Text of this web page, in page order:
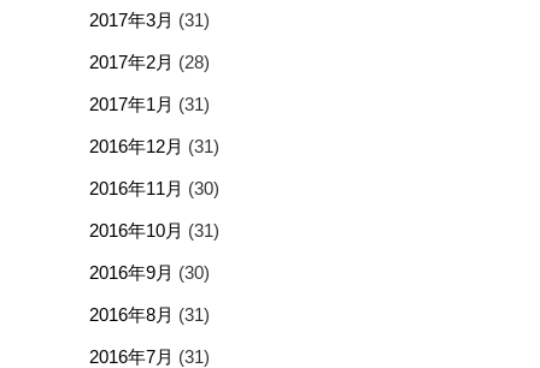
2017年3月 (31)
2017年2月 (28)
2017年1月 (31)
2016年12月 (31)
2016年11月 (30)
2016年10月 (31)
2016年9月 (30)
2016年8月 (31)
2016年7月 (31)